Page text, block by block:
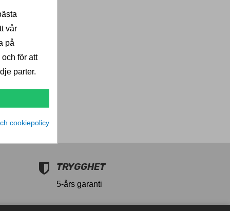
TRYGGHET
5-års garanti
vår
på
för att
parter.
cookiepolicy